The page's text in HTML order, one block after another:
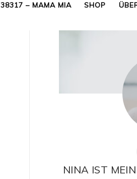
38317 – MAMA MIA SHOP
NINA IST